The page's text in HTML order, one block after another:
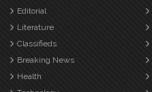
Editorial
Literature
Classifieds
Breaking News
Health